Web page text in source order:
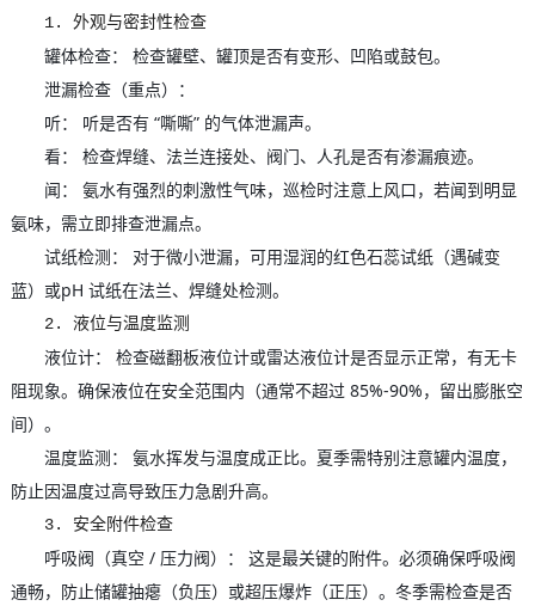
1. 外观与密封性检查
罐体检查： 检查罐壁、罐顶是否有变形、凹陷或鼓包。
泄漏检查（重点）：
听： 听是否有 “嘶嘶” 的气体泄漏声。
看： 检查焊缝、法兰连接处、阀门、人孔是否有渗漏痕迹。
闻： 氨水有强烈的刺激性气味，巡检时注意上风口，若闻到明显
氨味，需立即排查泄漏点。
试纸检测： 对于微小泄漏，可用湿润的红色石蕊试纸（遇碱变
蓝）或pH 试纸在法兰、焊缝处检测。
2. 液位与温度监测
液位计： 检查磁翻板液位计或雷达液位计是否显示正常，有无卡
阻现象。确保液位在安全范围内（通常不超过 85%-90%，留出膨胀空
间）。
温度监测： 氨水挥发与温度成正比。夏季需特别注意罐内温度，
防止因温度过高导致压力急剧升高。
3. 安全附件检查
呼吸阀（真空 / 压力阀）： 这是最关键的附件。必须确保呼吸阀
通畅，防止储罐抽瘪（负压）或超压爆炸（正压）。冬季需检查是否